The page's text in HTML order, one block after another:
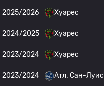
2025/2026 Хуарес
2024/2025 Хуарес
2023/2024 Хуарес
2023/2024 Атл. Сан-Луис